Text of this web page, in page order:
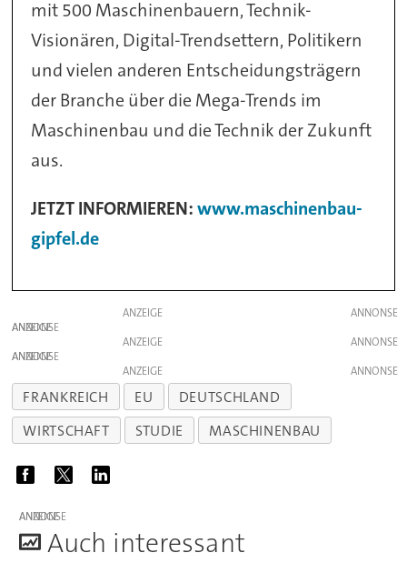
mit 500 Maschinenbauern, Technik-
Visionären, Digital-Trendsettern, Politikern
und vielen anderen Entscheidungsträgern
der Branche über die Mega-Trends im
Maschinenbau und die Technik der Zukunft
aus.
JETZT INFORMIEREN:www.maschinenbau-
gipfel.de
ANZEIGE
ANZEIGE
ANZEIGE
ANZEIGE
ANZEIGE
FRANKREICH EU
DEUTSCHLAND
WIRTSCHAFT
STUDIE MASCHINENBAU
ANZEIGE
Auch interessant